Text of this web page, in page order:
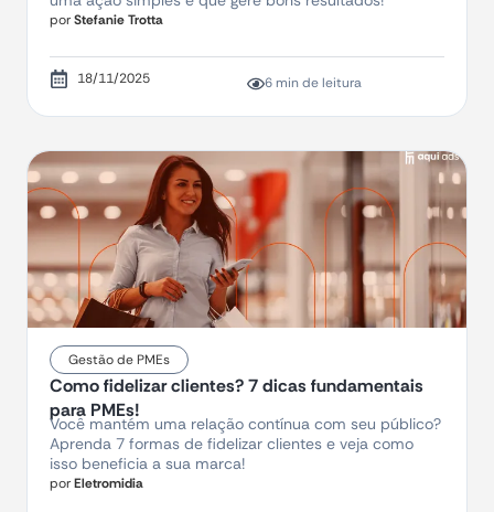
porStefanie Trotta
18/11/2025 6 min de leitura
Gestão de PMEs
Como fidelizar clientes? 7 dicas fundamentais
para PMEs!
Você mantém uma relação contínua com seu público?
Aprenda 7 formas de fidelizar clientes e veja como
isso beneficia a sua marca!
porEletromidia